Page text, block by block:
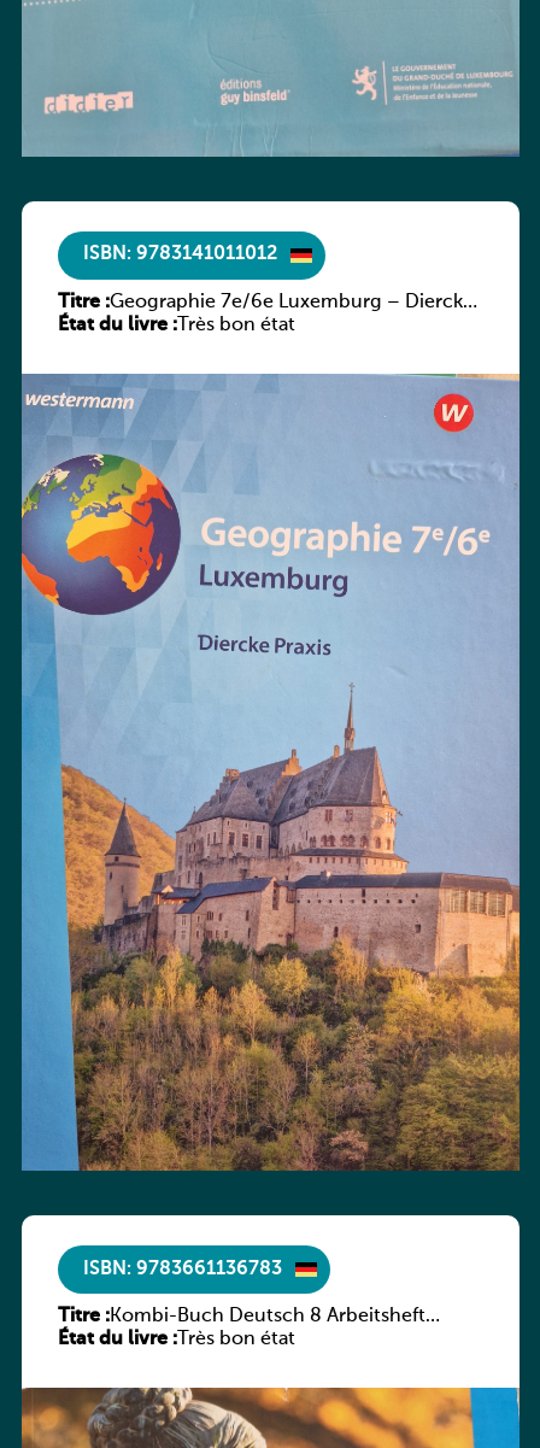
ISBN: 9783141011012
Titre :Geographie 7e/6e Luxemburg – Diercke
Praxis
État du livre :Très bon état
ISBN: 9783661136783
Titre :Kombi-Buch Deutsch 8 Arbeitsheft
(Neue Ausgabe Luxemburg)
État du livre :Très bon état